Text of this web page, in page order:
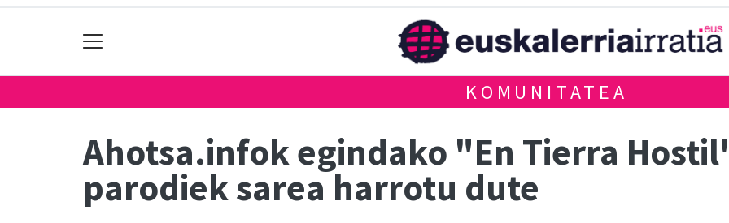
KOMUNITATEA
Ahotsa.infok egindako "En Tierra
parodiek sarea harrotu dute